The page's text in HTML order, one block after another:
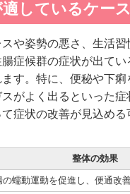
しているケース
や姿勢の悪さ、生活習
症候群の症状が出てい
す。特に、便秘や下痢
がよく出るといった症
症状の改善が見込める
整体の効果
の蠕動運動を促進し、便通改